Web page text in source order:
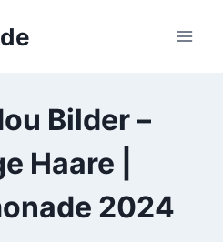
Bilder –
Haare |
2024